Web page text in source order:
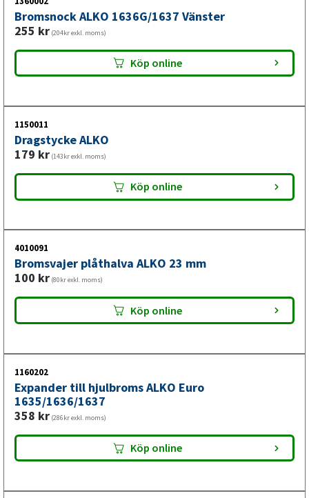
Bromsnock ALKO 1636G/1637 Vänster
255 kr (204kr exkl. moms)
Köp online
1150011
Dragstycke ALKO
179 kr (143kr exkl. moms)
Köp online
4010091
Bromsvajer plåthalva ALKO 23 mm
100 kr (80kr exkl. moms)
Köp online
1160202
Expander till hjulbroms ALKO Euro
1635/1636/1637
358 kr (286kr exkl. moms)
Köp online